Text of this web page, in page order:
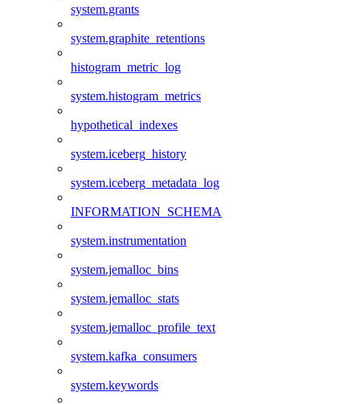
system.grants
system.graphite_retentions
histogram_metric_log
system.histogram_metrics
hypothetical_indexes
system.iceberg_history
system.iceberg_metadata_log
INFORMATION_SCHEMA
system.instrumentation
system.jemalloc_bins
system.jemalloc_stats
system.jemalloc_profile_text
system.kafka_consumers
system.keywords